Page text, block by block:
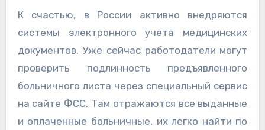
К счастью, в России активно внедряются
системы электронного учета медицинских
документов. Уже сейчас работодатели могут
проверить подлинность предъявленного
больничного листа через специальный сервис
на сайте ФСС. Там отражаются все выданные
и оплаченные больничные, их легко найти по